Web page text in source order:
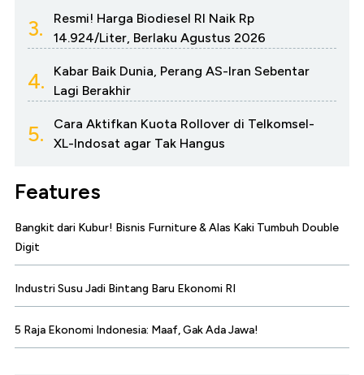
3.
Resmi! Harga Biodiesel RI Naik Rp
14.924/Liter, Berlaku Agustus 2026
4.
Kabar Baik Dunia, Perang AS-Iran Sebentar
Lagi Berakhir
5.
Cara Aktifkan Kuota Rollover di Telkomsel-
XL-Indosat agar Tak Hangus
Features
Bangkit dari Kubur! Bisnis Furniture & Alas Kaki Tumbuh Double
Digit
Industri Susu Jadi Bintang Baru Ekonomi RI
5 Raja Ekonomi Indonesia: Maaf, Gak Ada Jawa!